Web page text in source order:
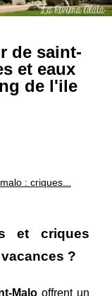
de saint-
et eaux
de l'ile
: criques...
et criques
?
Malooffrent un